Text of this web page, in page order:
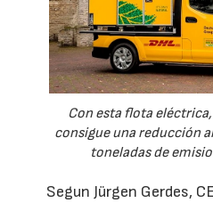
Con esta flota
consigue una reducción
toneladas de
Segun Jürgen Gerdes,